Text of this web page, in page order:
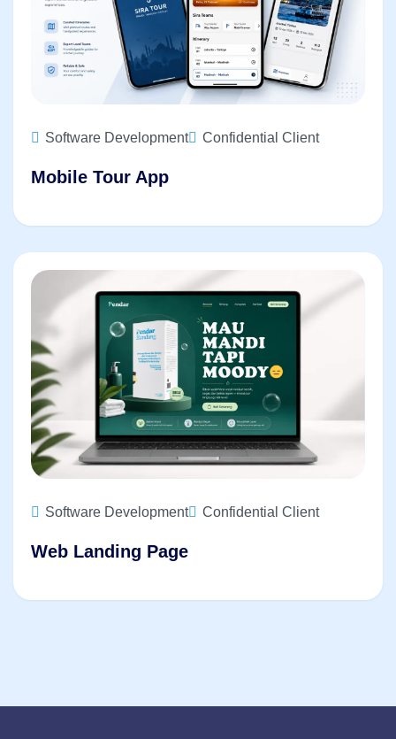
Mobile Tour App
Software Development Confidential Client
Web Landing Page
Software Development Confidential Client